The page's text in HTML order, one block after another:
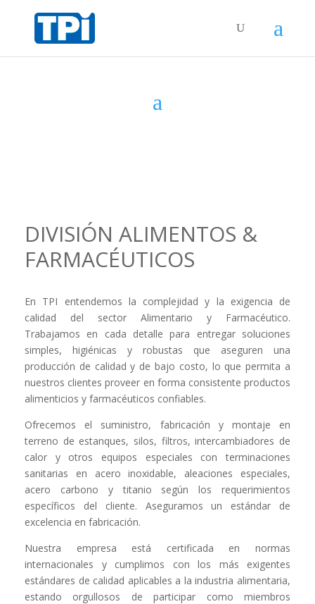
a').attr('href','https://www.google.com'); });
DIVISIÓN ALIMENTOS &
FARMACÉUTICOS
En TPI entendemos la complejidad y la exigencia de
calidad del sector Alimentario y Farmacéutico.
Trabajamos en cada detalle para entregar soluciones
simples, higiénicas y robustas que aseguren una
producción de calidad y de bajo costo, lo que permita a
nuestros clientes proveer en forma consistente productos
alimenticios y farmacéuticos confiables.
Ofrecemos el suministro, fabricación y montaje en
terreno de estanques, silos, filtros, intercambiadores de
calor y otros equipos especiales con terminaciones
sanitarias en acero inoxidable, aleaciones especiales,
acero carbono y titanio según los requerimientos
específicos del cliente. Aseguramos un estándar de
excelencia en fabricación.
Nuestra empresa está certificada en normas
internacionales y cumplimos con los más exigentes
estándares de calidad aplicables a la industria alimentaria,
estando orgullosos de participar como miembros